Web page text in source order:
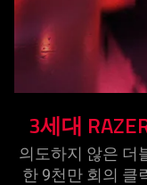
3세대
의도하지 않은 더
한 9천만 회의 클